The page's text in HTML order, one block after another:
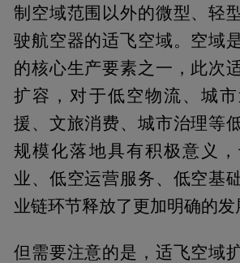
制空域范围以外的微型、轻
驶航空器的适飞空域。空域
的核心生产要素之一，此次
扩容，对于低空物流、城
援、文旅消费、城市治理等
规模化落地具有积极意义
业、低空运营服务、低空基
业链环节释放了更加明确的发
但需要注意的是，适飞空域